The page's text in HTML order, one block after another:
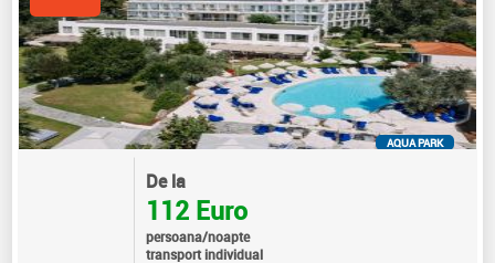
AQUA PARK
De la
112 Euro
persoana/noapte
transport individual